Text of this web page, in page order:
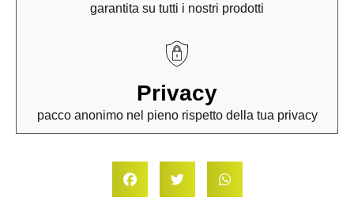
garantita su tutti i nostri prodotti
Privacy
pacco anonimo nel pieno rispetto della tua privacy